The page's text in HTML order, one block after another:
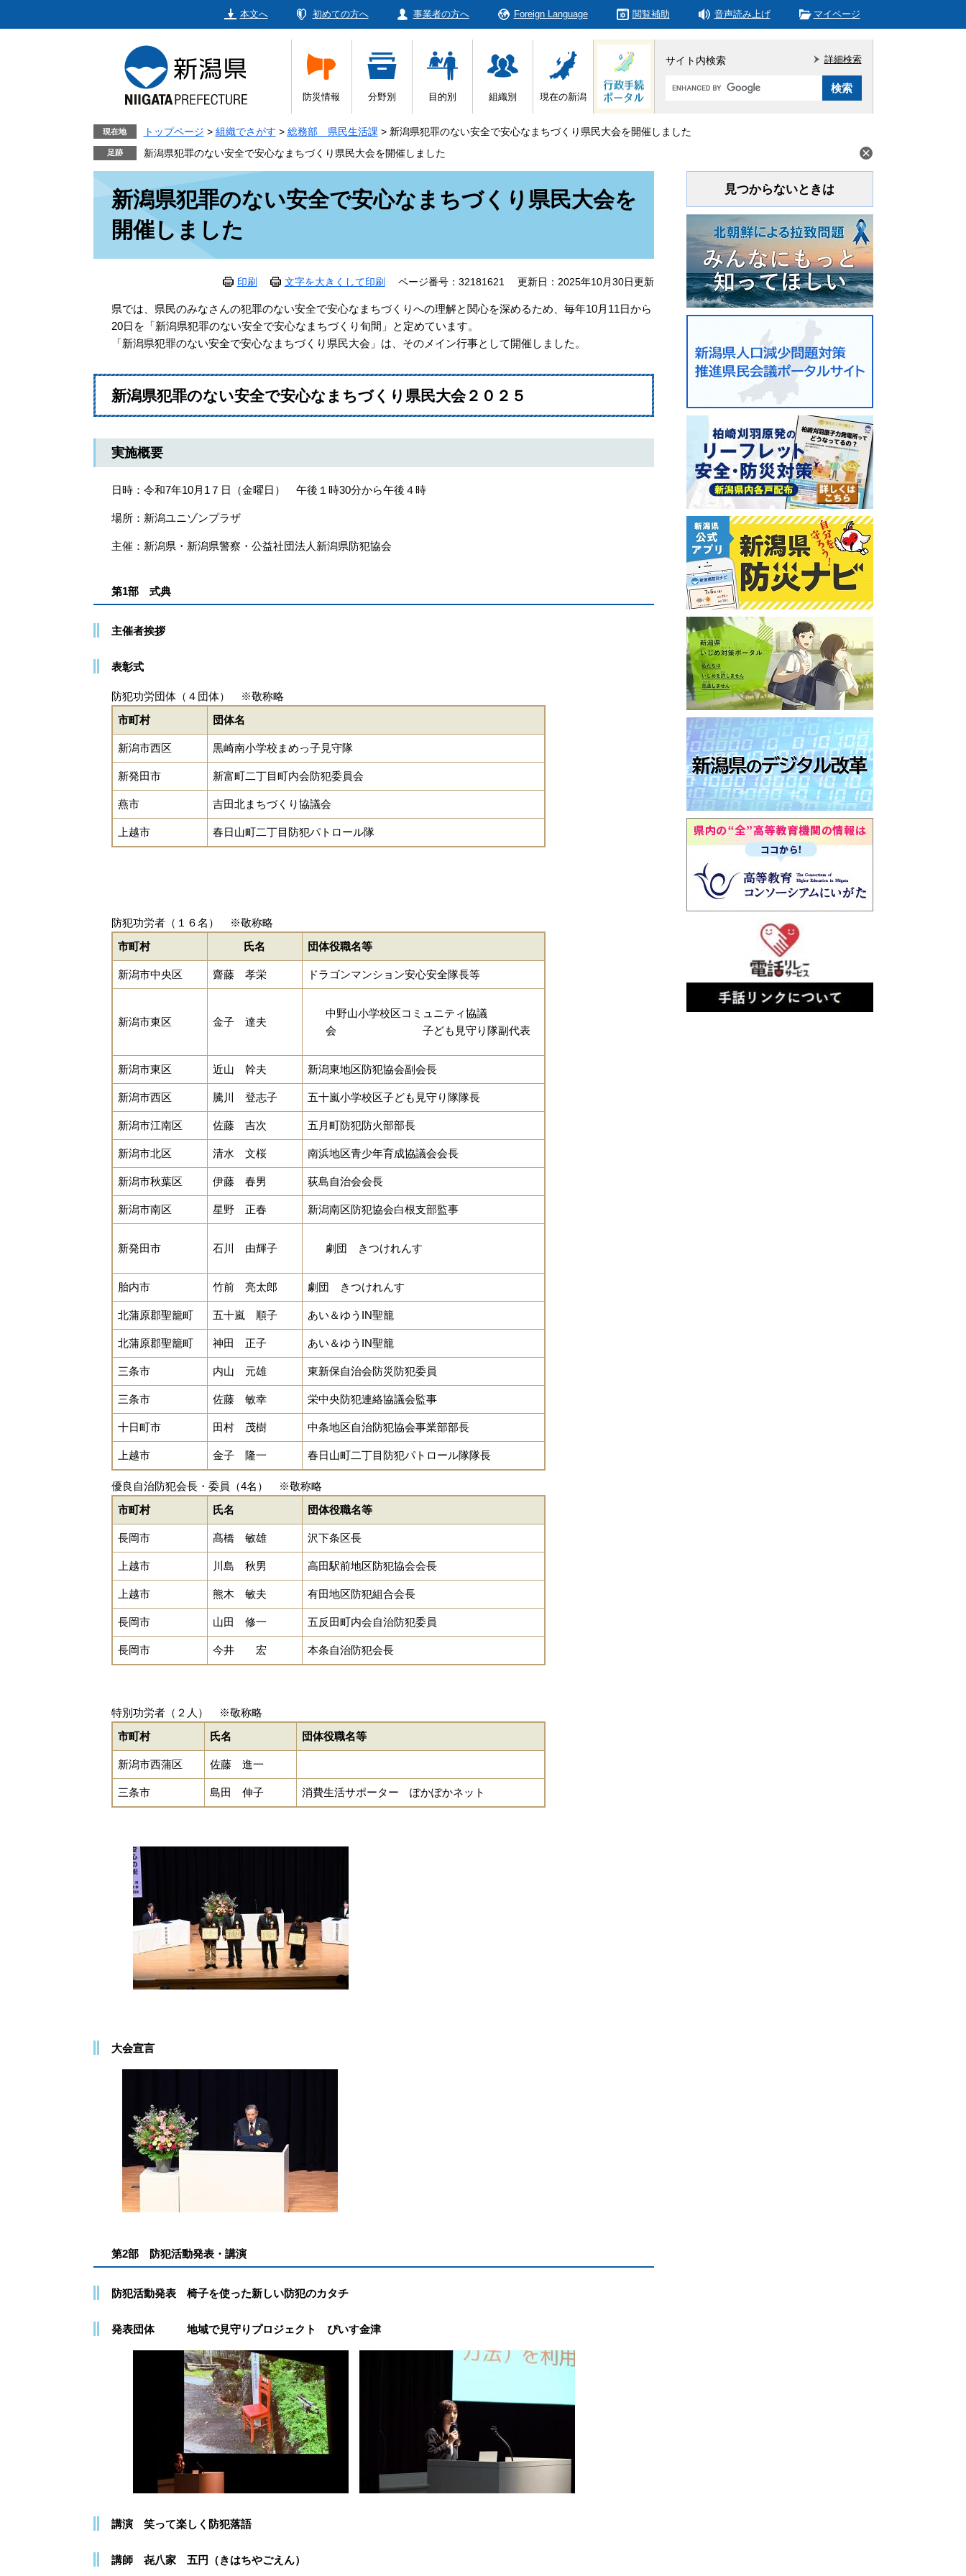
本文へ 初めての方へ 事業者の方へ Foreign Language 閲覧補助 音声読み上げ マイページ
防災情報 分野別 目的別 組織別 現在の新潟
サイト内検索
Google
タ
ム
詳細検索
現在地 トップページ > 組織でさがす > 総務部 県民生活課 > 新潟県犯罪のない安全で安心なまちづくり県民大会を開催しました
新潟県犯罪のない安全で安心なまちづくり県民大会を開催しました
新潟県犯罪のない安全で安心なまちづくり県民大会を
開催しました
印刷 文字を大きくして印刷 ページ番号：32181621 更新日：2025年10月30日更新
県では、県民のみなさんの犯罪のない安全で安心なまちづくりへの理解と関心を深めるため、毎年10月11日から
20日を「新潟県犯罪のない安全で安心なまちづくり旬間」と定めています。
「新潟県犯罪のない安全で安心なまちづくり県民大会」は、そのメイン行事として開催しました。
新潟県犯罪のない安全で安心なまちづくり県民大会２０２５
実施概要
日時：令和7年10月1７日（金曜日） 午後１時30分から午後４時
場所：新潟ユニゾンプラザ
主催：新潟県・新潟県警察・公益社団法人新潟県防犯協会
第1部 式典
主催者挨拶
表彰式
防犯功労団体（４団体） ※敬称略
市町村
団体名
新潟市西区 黒崎南小学校まめっ子見守隊
新発田市 新富町二丁目町内会防犯委員会
燕市 吉田北まちづくり協議会
上越市 春日山町二丁目防犯パトロール隊
防犯功労者（１６名） ※敬称略
市町村
氏名 団体役職名等
新潟市中央区 齋藤 孝栄 ドラゴンマンション安心安全隊長等
新潟市東区 金子 達夫
中野山小学校区コミュニティ協議
会 子ども見守り隊副代表
新潟市東区 近山 幹夫 新潟東地区防犯協会副会長
新潟市西区 騰川 登志子 五十嵐小学校区子ども見守り隊隊長
新潟市江南区 佐藤 吉次 五月町防犯防火部部長
新潟市北区 清水 文桜 南浜地区青少年育成協議会会長
新潟市秋葉区 伊藤 春男 荻島自治会会長
新潟市南区 星野 正春 新潟南区防犯協会白根支部監事
新発田市 石川 由輝子 劇団 きつけれんす
胎内市 竹前 亮太郎 劇団 きつけれんす
北蒲原郡聖籠町 五十嵐 順子 あい＆ゆうIN聖籠
北蒲原郡聖籠町 神田 正子 あい＆ゆうIN聖籠
三条市 内山 元雄 東新保自治会防災防犯委員
三条市 佐藤 敏幸 栄中央防犯連絡協議会監事
十日町市 田村 茂樹 中条地区自治防犯協会事業部部長
上越市 金子 隆一 春日山町二丁目防犯パトロール隊隊長
優良自治防犯会長・委員（4名） ※敬称略
市町村
氏名 団体役職名等
長岡市 髙橋 敏雄 沢下条区長
上越市 川島 秋男 高田駅前地区防犯協会会長
上越市 熊木 敏夫 有田地区防犯組合会長
長岡市 山田 修一 五反田町内会自治防犯委員
長岡市 今井 宏 本条自治防犯会長
特別功労者（２人） ※敬称略
市町村
氏名 団体役職名等
新潟市西蒲区 佐藤 進一
三条市 島田 伸子 消費生活サポーター ぽかぽかネット
大会宣言
第2部 防犯活動発表・講演
防犯活動発表 椅子を使った新しい防犯のカタチ
発表団体 地域で見守りプロジェクト ぴいす金津
講演 笑って楽しく防犯落語
講師 㐂八家 五円（きはちやごえん）
見つからないときは